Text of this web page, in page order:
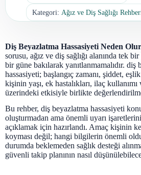
Kategori: Ağız ve Diş Sağlığı
Diş Beyazlatma Hassasiyeti Neden
sorusu, ağız ve diş sağlığı alanında tek
bir güne bakılarak yanıtlanmamalıdır. diş
hassasiyeti; başlangıç zamanı, şiddet,
kişinin yaşı, ek hastalıkları, ilaç
üzerindeki etkisiyle birlikte
Bu rehber, diş beyazlatma hassasiyeti
oluşturmadan ama önemli uyarı
açıklamak için hazırlandı. Amaç kişinin
koyması değil; hangi bilgilerin önemli
durumda beklemeden sağlık desteği
güvenli takip planının nasıl